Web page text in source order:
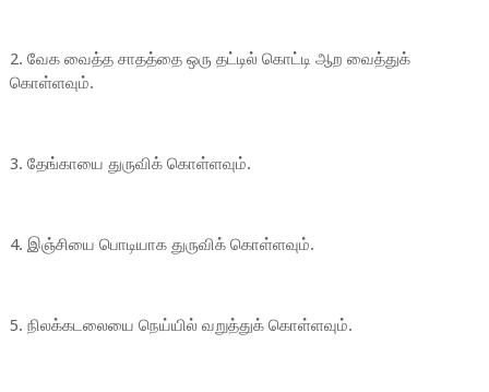
2. வேக வைத்த சாதத்தை ஒரு தட்டில் கொட்டி ஆற வைத்துக்
கொள்ளவும்.
3. தேங்காயை துருவிக் கொள்ளவும்.
4. இஞ்சியை பொடியாக துருவிக் கொள்ளவும்.
5. நிலக்கடலையை நெய்யில் வறுத்துக் கொள்ளவும்.